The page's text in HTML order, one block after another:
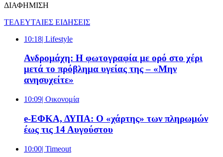
ΔΙΑΦΗΜΙΣΗ
ΤΕΛΕΥΤΑΙΕΣ ΕΙΔΗΣΕΙΣ
10:18| Lifestyle
Ανδρομάχη: Η φωτογραφία με ορό στο χέρι
μετά το πρόβλημα υγείας της – «Μην
ανησυχείτε»
10:09| Oικονομία
e-ΕΦΚΑ, ΔΥΠΑ: Ο «χάρτης» των πληρωμών
έως τις 14 Αυγούστου
10:00| Timeout